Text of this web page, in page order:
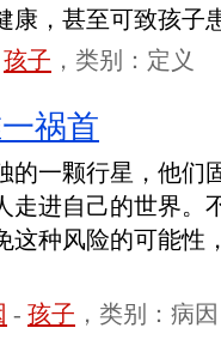
康，甚至可致孩子
孩子 ，类别：定义
祸首
的一颗行星，他们
走进自己的世界。
这种风险的可能性
- 孩子 ，类别：病因